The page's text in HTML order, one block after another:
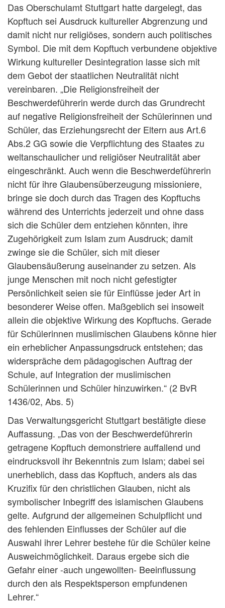
Das Oberschulamt Stuttgart hatte dargelegt, das
Kopftuch sei Ausdruck kultureller Abgrenzung und
damit nicht nur religiöses, sondern auch politisches
Symbol. Die mit dem Kopftuch verbundene objektive
Wirkung kultureller Desintegration lasse sich mit
dem Gebot der staatlichen Neutralität nicht
vereinbaren. „Die Religionsfreiheit der
Beschwerdeführerin werde durch das Grundrecht
auf negative Religionsfreiheit der Schülerinnen und
Schüler, das Erziehungsrecht der Eltern aus Art.6
Abs.2 GG sowie die Verpflichtung des Staates zu
weltanschaulicher und religiöser Neutralität aber
eingeschränkt. Auch wenn die Beschwerdeführerin
nicht für ihre Glaubensüberzeugung missioniere,
bringe sie doch durch das Tragen des Kopftuchs
während des Unterrichts jederzeit und ohne dass
sich die Schüler dem entziehen könnten, ihre
Zugehörigkeit zum Islam zum Ausdruck; damit
zwinge sie die Schüler, sich mit dieser
Glaubensäußerung auseinander zu setzen. Als
junge Menschen mit noch nicht gefestigter
Persönlichkeit seien sie für Einflüsse jeder Art in
besonderer Weise offen. Maßgeblich sei insoweit
allein die objektive Wirkung des Kopftuchs. Gerade
für Schülerinnen muslimischen Glaubens könne hier
ein erheblicher Anpassungsdruck entstehen; das
widerspräche dem pädagogischen Auftrag der
Schule, auf Integration der muslimischen
Schülerinnen und Schüler hinzuwirken.“ (2 BvR
1436/02, Abs. 5)
Das Verwaltungsgericht Stuttgart bestätigte diese
Auffassung. „Das von der Beschwerdeführerin
getragene Kopftuch demonstriere auffallend und
eindrucksvoll ihr Bekenntnis zum Islam; dabei sei
unerheblich, dass das Kopftuch, anders als das
Kruzifix für den christlichen Glauben, nicht als
symbolischer Inbegriff des islamischen Glaubens
gelte. Aufgrund der allgemeinen Schulpflicht und
des fehlenden Einflusses der Schüler auf die
Auswahl ihrer Lehrer bestehe für die Schüler keine
Ausweichmöglichkeit. Daraus ergebe sich die
Gefahr einer -auch ungewollten- Beeinflussung
durch den als Respektsperson empfundenen
Lehrer.“